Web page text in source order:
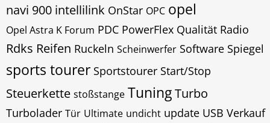
navi 900 intellilink OnStar OPC opel
Opel Astra K Forum PDC PowerFlex Qualität Radio
Rdks Reifen Ruckeln Scheinwerfer Software Spiegel
sports tourer Sportstourer Start/Stop
Steuerkette stoßstange TuningTurbo
Turbolader Tür Ultimate undicht update USB Verkauf